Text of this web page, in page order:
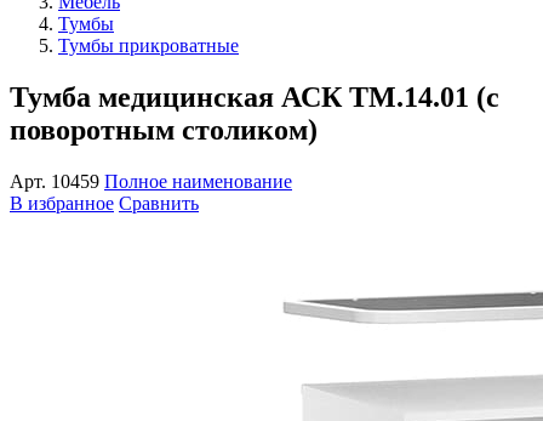
Тумбы
Тумбы прикроватные
Тумба медицинская АСК ТМ.14.01 (с
поворотным столиком)
Арт. 10459 Полное наименование
В избранное Сравнить